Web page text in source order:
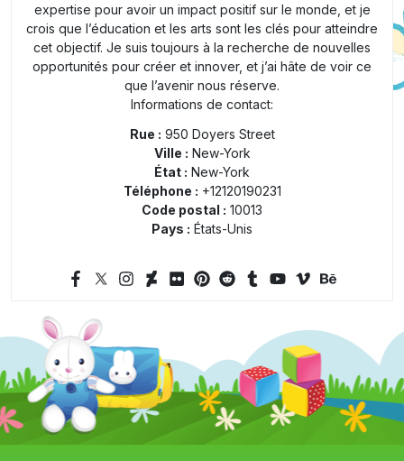
expertise pour avoir un impact positif sur le monde, et je
crois que l’éducation et les arts sont les clés pour atteindre
cet objectif. Je suis toujours à la recherche de nouvelles
opportunités pour créer et innover, et j’ai hâte de voir ce
que l’avenir nous réserve.
Informations de contact:
Rue : 950 Doyers Street
Ville : New-York
État : New-York
Téléphone : +12120190231
Code postal : 10013
Pays : États-Unis